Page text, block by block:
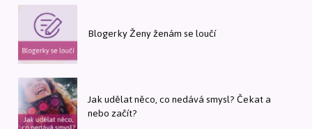
Blogerky Ženy ženám se loučí
Jak udělat něco, co nedává smysl? Čekat a
nebo začít?